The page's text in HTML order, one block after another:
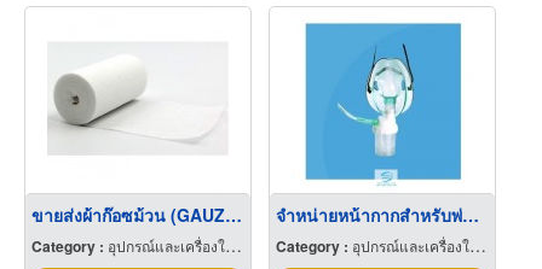
ขายส่งผ้าก๊อซม้วน (GAUZE ROLL)
Category : อุปกรณ์และเครื่องใช้แพทย์และศัลยแพทย์
จำหน่ายหน้ากากสําหรับพ่นยาราคาส่ง Nebulizer Mask
Category : อุปกรณ์และเครื่องใช้แพทย์และศัลยแพทย์